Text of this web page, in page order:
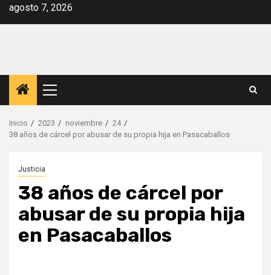
Saltar
agosto 7, 2026
Menú
principal
Inicio 2023 noviembre
24
38 años de cárcel por abusar de su propia hija en Pasacaballos
Justicia
38 años de cárcel por
abusar de su propia hija
en Pasacaballos